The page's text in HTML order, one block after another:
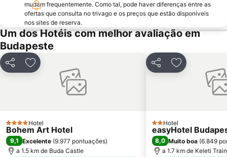
Budapest Park
Kelenföld
Formula 1 Hungarian Grand Prix
Rua Váci
Gellért Baths and Spa
Népliget Bus Station
17th District
New York Palace
Déli Train Station
SYMA Event and Congress Centre
Easter Market on Vörösmarty tér
Buda Castle District Varnegyed
Pesterzsébet
mudam frequentemente. Como tal, pode haver diferenças entre as
ofertas que consulta no trivago e os preços que estão disponíveis
nos sites de reserva.
Um dos Hotéis com melhor avaliação em
Budapeste
PartilharAdicionar aos favoritos
4 Estrelas
Hotel
Bohem Art Hotel
9,1 Excelente (9.977 pontuações)
a 1.5 km de Buda Castle
PartilharAdicionar
2 Estrelas
Hotel
easyHotel
8,0 Muito boa (6.849
a 1.7 km de Keleti